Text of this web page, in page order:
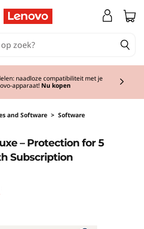
naadloze compatibiliteit met je
apparaat! Nu kopen
and Software > Software
– Protection for 5
Subscription